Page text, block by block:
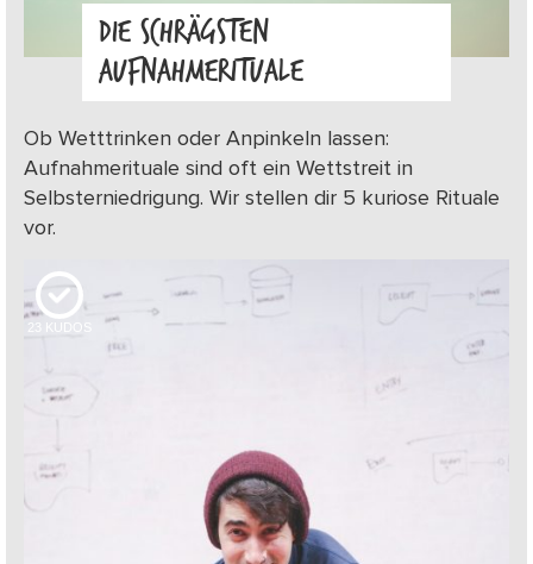
DIE SCHRÄGSTEN
AUFNAHMERITUALE
Ob Wetttrinken oder Anpinkeln lassen:
Aufnahmerituale sind oft ein Wettstreit in
Selbsterniedrigung. Wir stellen dir 5 kuriose Rituale
vor.
23 KUDOS